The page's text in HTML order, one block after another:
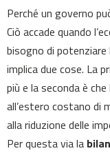
Perché un governo
Ciò accade quando
bisogno di potenziare
implica due cose. La
più e la seconda è
all’estero costano di
alla riduzione delle
Per questa via la